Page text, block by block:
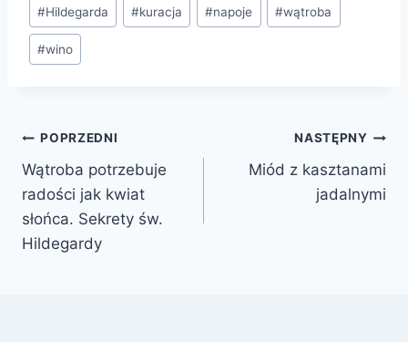
#Hildegarda #kuracja #napoje #wątroba
#wino
POPRZEDNI
Wątroba potrzebuje
radości jak kwiat
słońca. Sekrety św.
Hildegardy
NASTĘPNY
Miód z kasztanami
jadalnymi